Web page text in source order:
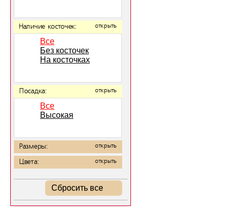
Наличие косточек: открыть
Все
Без косточек
На косточках
Посадка: открыть
Все
Высокая
Размеры: открыть
Цвета: открыть
Сбросить все